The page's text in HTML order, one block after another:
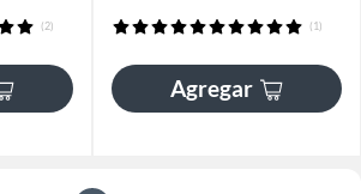
(2) (1)
Agregar